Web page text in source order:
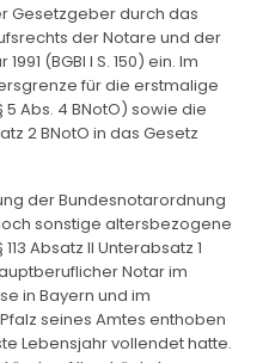
Gesetzgeber durch das
der Notare und der
(BGBl I S. 150) ein. Im
für die erstmalige
Abs. 4 BNotO) sowie die
2 BNotO in das Gesetz
der Bundesnotarordnung
sonstige altersbezogene
Absatz II Unterabsatz 1
Notar im
in Bayern und im
seines Amtes enthoben
Lebensjahr vollendet hatte.